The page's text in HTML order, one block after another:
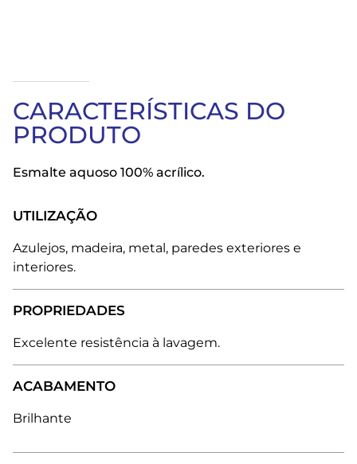
CARACTERÍSTICAS DO
PRODUTO
Esmalte aquoso 100% acrílico.
UTILIZAÇÃO
Azulejos, madeira, metal, paredes exteriores e
interiores.
PROPRIEDADES
Excelente resistência à lavagem.
ACABAMENTO
Brilhante